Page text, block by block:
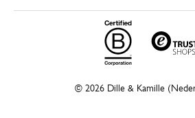
© 2026 Dille & Kamille